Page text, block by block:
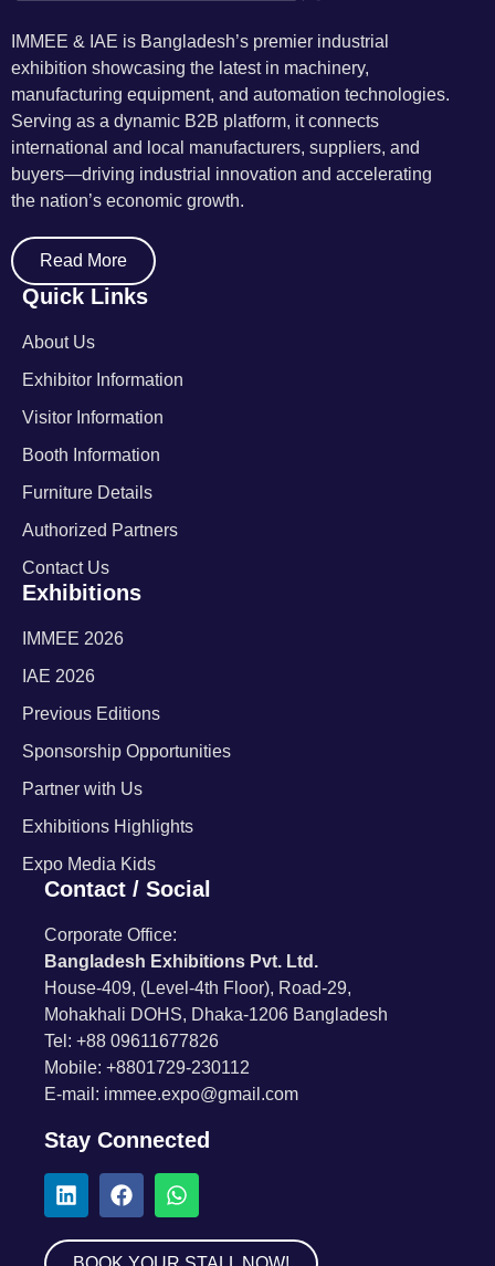
IMMEE & IAE is Bangladesh’s premier industrial
exhibition showcasing the latest in machinery,
manufacturing equipment, and automation technologies.
Serving as a dynamic B2B platform, it connects
international and local manufacturers, suppliers, and
buyers—driving industrial innovation and accelerating
the nation’s economic growth.
Read More
Quick Links
About Us
Exhibitor Information
Visitor Information
Booth Information
Furniture Details
Authorized Partners
Contact Us
Exhibitions
IMMEE 2026
IAE 2026
Previous Editions
Sponsorship Opportunities
Partner with Us
Exhibitions Highlights
Expo Media Kids
Contact / Social
Corporate Office:
Bangladesh Exhibitions Pvt. Ltd.
House-409, (Level-4th Floor), Road-29,
Mohakhali DOHS, Dhaka-1206 Bangladesh
Tel: +88 09611677826
Mobile: +8801729-230112
E-mail: immee.expo@gmail.com
Stay Connected